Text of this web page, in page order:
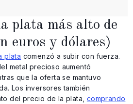
plata más alto de
euros y dólares)
plata comenzó a subir con fuerza.
metal precioso aumentó
que la oferta se mantuvo
Los inversores también
del precio de la plata, comprando